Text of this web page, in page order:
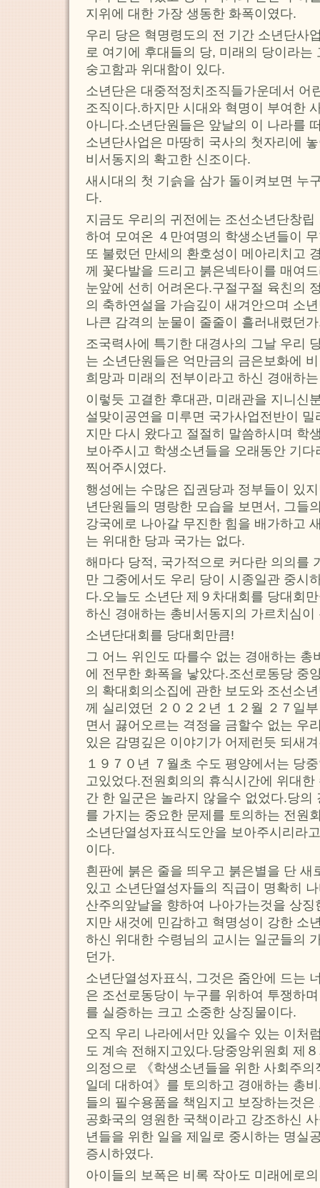
지위에 대한 가장 생동한 화폭이였다.
우리 당은 혁명령도의 전 기간 소년단사
로 여기에 후대들의 당, 미래의 당이라
숭고함과 위대함이 있다.
소년단은 대중적정치조직들가운데서 어
조직이다.하지만 시대와 혁명이 부여한
아니다.소년단원들은 앞날의 이 나라를
소년단사업은 마땅히 국사의 첫자리에
비서동지의 확고한 신조이다.
새시대의 첫 기슭을 삼가 돌이켜보면 누
다.
지금도 우리의 귀전에는 조선소년단창
하여 모여온 ４만여명의 학생소년들이
또 불렀던 만세의 환호성이 메아리치고
께 꽃다발을 드리고 붉은넥타이를 매여
눈앞에 선히 어려온다.구절구절 육친의
의 축하연설을 가슴깊이 새겨안으며 소
나큰 감격의 눈물이 줄줄이 흘러내렸던
조국력사에 특기한 대경사의 그날 우리
는 소년단원들은 억만금의 금은보화에
희망과 미래의 전부이라고 하신 경애하
이렇듯 고결한 후대관, 미래관을 지니신
설맞이공연을 미루면 국가사업전반이
지만 다시 왔다고 절절히 말씀하시며 학
보아주시고 학생소년들을 오래동안 기
찍어주시였다.
행성에는 수많은 집권당과 정부들이 있
년단원들의 명랑한 모습을 보면서, 그들
강국에로 나아갈 무진한 힘을 배가하고
는 위대한 당과 국가는 없다.
해마다 당적, 국가적으로 커다란 의의를
만 그중에서도 우리 당이 시종일관 중시
다.오늘도 소년단 제９차대회를 당대회
하신 경애하는 총비서동지의 가르치심
소년단대회를 당대회만큼!
그 어느 위인도 따를수 없는 경애하는
에 전무한 화폭을 낳았다.조선로동당 중
의 확대회의소집에 관한 보도와 조선소
께 실리였던 ２０２２년 １２월 ２７일
면서 끓어오르는 격정을 금할수 없는 우
있은 감명깊은 이야기가 어제런듯 되새
１９７０년 ７월초 수도 평양에서는 당
고있었다.전원회의의 휴식시간에 위대
간 한 일군은 놀라지 않을수 없었다.당의
를 가지는 중요한 문제를 토의하는 전원
소년단열성자표식도안을 보아주시리라
이다.
흰판에 붉은 줄을 띄우고 붉은별을 단 새
있고 소년단열성자들의 직급이 명확히
산주의앞날을 향하여 나아가는것을 상
지만 새것에 민감하고 혁명성이 강한 소
하신 위대한 수령님의 교시는 일군들의
던가.
소년단열성자표식, 그것은 줌안에 드는
은 조선로동당이 누구를 위하여 투쟁하
를 실증하는 크고 소중한 상징물이다.
오직 우리 나라에서만 있을수 있는 이처
도 계속 전해지고있다.당중앙위원회 제
의정으로 《학생소년들을 위한 사회주
일데 대하여》를 토의하고 경애하는 총
들의 필수용품을 책임지고 보장하는것
공화국의 영원한 국책이라고 강조하신
년들을 위한 일을 제일로 중시하는 명실
증시하였다.
아이들의 보폭은 비록 작아도 미래에로